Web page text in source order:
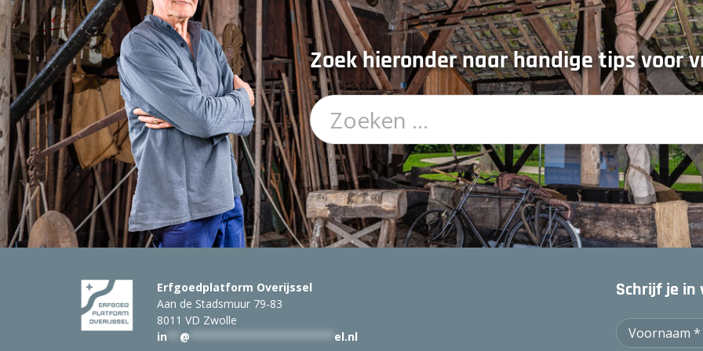
Zoek hieronder naar handige tips voor
Erfgoedplatform Overijssel
Aan de Stadsmuur 79-83
8011 VD Zwolle
in
@ el.nl
Schrijf je in